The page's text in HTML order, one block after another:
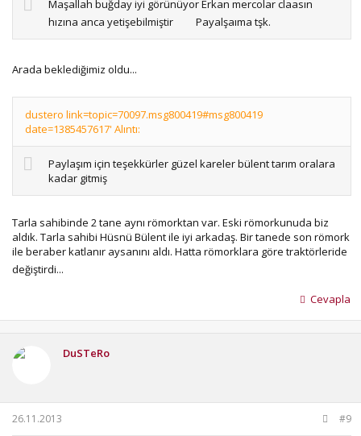
Maşallah buğday iyi görünüyor Erkan mercolar claasın
hızına anca yetişebilmiştir
Payalşaıma tşk.
Arada beklediğimiz oldu...
dustero link=topic=70097.msg800419#msg800419
date=1385457617' Alıntı:
Paylaşım için teşekkürler güzel kareler bülent tarım oralara
kadar gitmiş
Tarla sahibinde 2 tane aynı römorktan var. Eski römorkunuda biz
aldık. Tarla sahibi Hüsnü Bülent ile iyi arkadaş. Bir tanede son römork
ile beraber katlanır aysanını aldı. Hatta römorklara göre traktörleride
değiştirdi...
Cevapla
DuSTeRo
26.11.2013 #9